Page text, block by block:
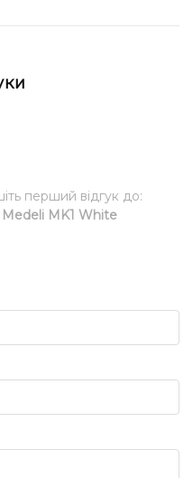
перший відгук до:
MK1 White